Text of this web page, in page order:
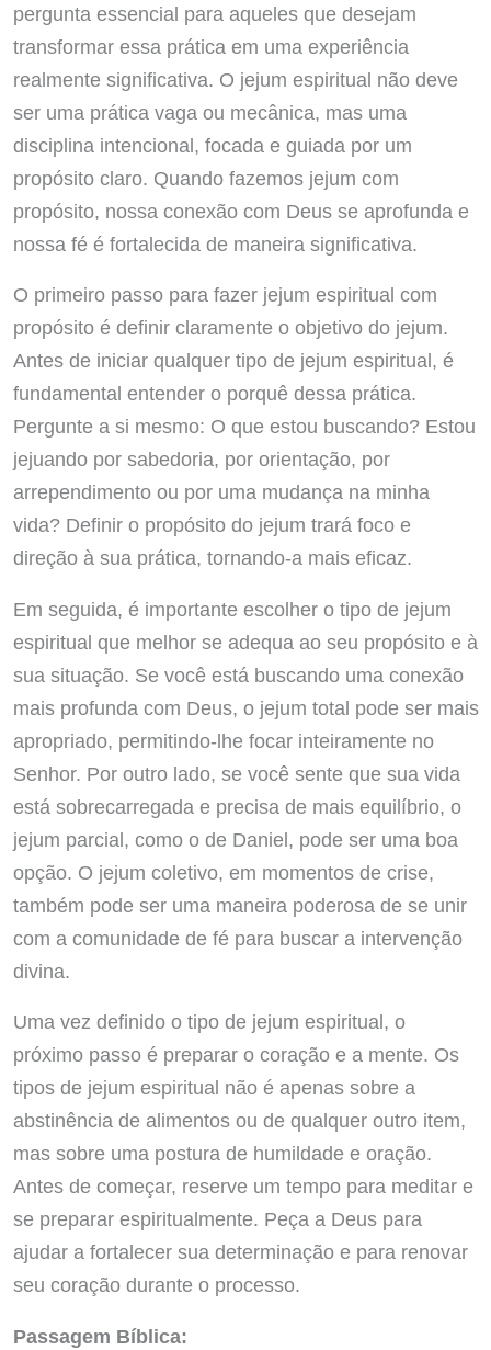
pergunta essencial para aqueles que desejam
transformar essa prática em uma experiência
realmente significativa. O jejum espiritual não deve
ser uma prática vaga ou mecânica, mas uma
disciplina intencional, focada e guiada por um
propósito claro. Quando fazemos jejum com
propósito, nossa conexão com Deus se aprofunda e
nossa fé é fortalecida de maneira significativa.
O primeiro passo para fazer jejum espiritual com
propósito é definir claramente o objetivo do jejum.
Antes de iniciar qualquer tipo de jejum espiritual, é
fundamental entender o porquê dessa prática.
Pergunte a si mesmo: O que estou buscando? Estou
jejuando por sabedoria, por orientação, por
arrependimento ou por uma mudança na minha
vida? Definir o propósito do jejum trará foco e
direção à sua prática, tornando-a mais eficaz.
Em seguida, é importante escolher o tipo de jejum
espiritual que melhor se adequa ao seu propósito e à
sua situação. Se você está buscando uma conexão
mais profunda com Deus, o jejum total pode ser mais
apropriado, permitindo-lhe focar inteiramente no
Senhor. Por outro lado, se você sente que sua vida
está sobrecarregada e precisa de mais equilíbrio, o
jejum parcial, como o de Daniel, pode ser uma boa
opção. O jejum coletivo, em momentos de crise,
também pode ser uma maneira poderosa de se unir
com a comunidade de fé para buscar a intervenção
divina.
Uma vez definido o tipo de jejum espiritual, o
próximo passo é preparar o coração e a mente. Os
tipos de jejum espiritual não é apenas sobre a
abstinência de alimentos ou de qualquer outro item,
mas sobre uma postura de humildade e oração.
Antes de começar, reserve um tempo para meditar e
se preparar espiritualmente. Peça a Deus para
ajudar a fortalecer sua determinação e para renovar
seu coração durante o processo.
Passagem Bíblica: